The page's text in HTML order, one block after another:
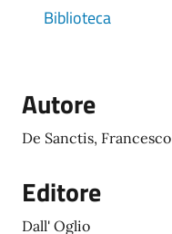
Biblioteca
Autore
De Sanctis, Francesco
Editore
Dall' Oglio